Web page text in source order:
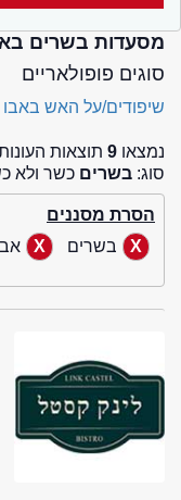
מסעדות בשרים
סוגים פופולאריים
שיפודים/על האש באבו
נמצאו 9 תוצאות
סוג: בשרים כשר ולא
הסרת מסננים
בשרים